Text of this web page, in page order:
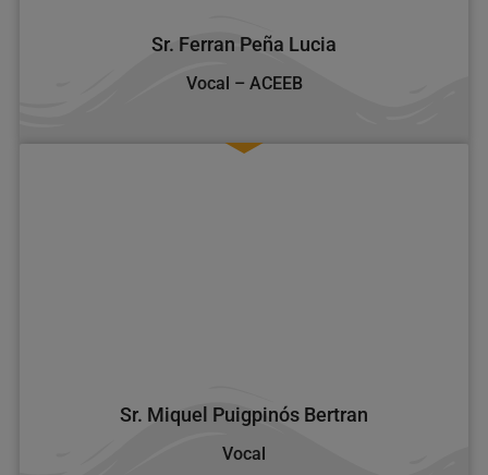
Sr. Ferran Peña Lucia
Vocal – ACEEB
Sr. Miquel Puigpinós Bertran
Vocal